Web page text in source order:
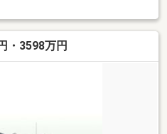
・3598万円